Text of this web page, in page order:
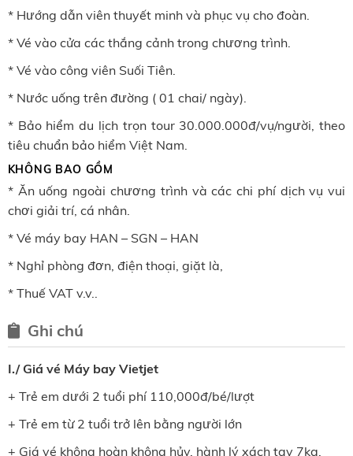
* Hướng dẫn viên thuyết minh và phục vụ cho đoàn.
* Vé vào cửa các thắng cảnh trong chương trình.
* Vé vào công viên Suối Tiên.
* Nước uống trên đường ( 01 chai/ ngày).
* Bảo hiểm du lịch trọn tour 30.000.000đ/vụ/người, theo
tiêu chuẩn bảo hiểm Việt Nam.
KHÔNG BAO GỒM
* Ăn uống ngoài chương trình và các chi phí dịch vụ vui
chơi giải trí, cá nhân.
* Vé máy bay HAN – SGN – HAN
* Nghỉ phòng đơn, điện thoại, giặt là,
* Thuế VAT v.v..
Ghi chú
I./ Giá vé Máy bay Vietjet
+ Trẻ em dưới 2 tuổi phí 110,000đ/bé/lượt
+ Trẻ em từ 2 tuổi trở lên bằng người lớn
+ Giá vé không hoàn không hủy, hành lý xách tay 7kg.